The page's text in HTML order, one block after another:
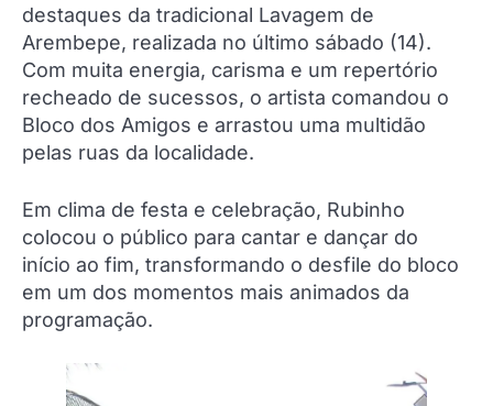
destaques da tradicional Lavagem de
Arembepe, realizada no último sábado (14).
Com muita energia, carisma e um repertório
recheado de sucessos, o artista comandou o
Bloco dos Amigos e arrastou uma multidão
pelas ruas da localidade.
Em clima de festa e celebração, Rubinho
colocou o público para cantar e dançar do
início ao fim, transformando o desfile do bloco
em um dos momentos mais animados da
programação.